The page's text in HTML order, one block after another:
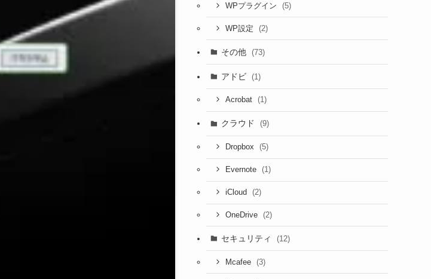
WPプラグイン (5)
WP設定 (2)
その他 (73)
アドビ (1)
Acrobat (1)
クラウド (9)
Dropbox (5)
Evernote (1)
iCloud (2)
OneDrive (2)
セキュリティ (12)
Mcafee (3)